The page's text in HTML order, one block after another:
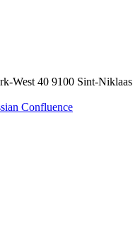
West 40 9100 Sint-Niklaas
Confluence